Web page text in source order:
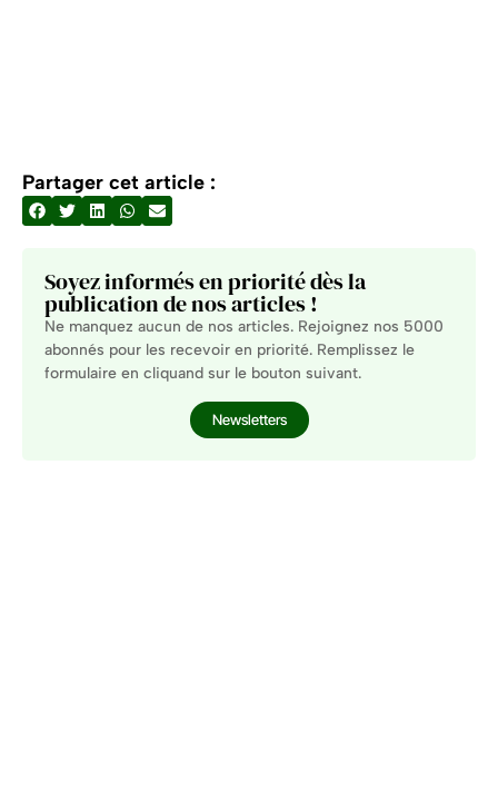
Partager cet article :
Soyez informés en priorité dès la
publication de nos articles !
Ne manquez aucun de nos articles. Rejoignez nos 5000
abonnés pour les recevoir en priorité. Remplissez le
formulaire en cliquand sur le bouton suivant.
Newsletters